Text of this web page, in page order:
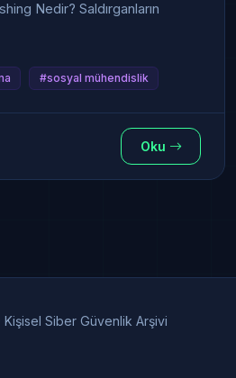
Nedir? Saldırganların
#sosyal mühendislik
Oku
Siber Güvenlik Arşivi